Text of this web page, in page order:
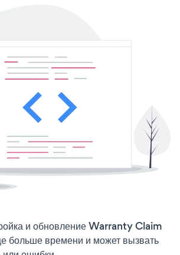
и обновление Warranty Claim
больше времени и может вызвать